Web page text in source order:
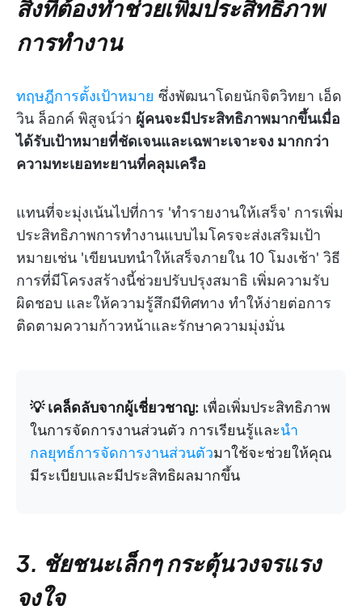
สิ่งที่ต้องทำช่วยเพิ่มประสิทธิภาพ
การทำงาน
ทฤษฎีการตั้งเป้าหมาย ซึ่งพัฒนาโดยนักจิตวิทยา เอ็ด
วิน ล็อกค์ พิสูจน์ว่า ผู้คนจะมีประสิทธิภาพมากขึ้นเมื่อ
ได้รับเป้าหมายที่ชัดเจนและเฉพาะเจาะจง มากกว่า
ความทะเยอทะยานที่คลุมเครือ
แทนที่จะมุ่งเน้นไปที่การ 'ทำรายงานให้เสร็จ' การเพิ่ม
ประสิทธิภาพการทำงานแบบไมโครจะส่งเสริมเป้า
หมายเช่น 'เขียนบทนำให้เสร็จภายใน 10 โมงเช้า' วิธี
การที่มีโครงสร้างนี้ช่วยปรับปรุงสมาธิ เพิ่มความรับ
ผิดชอบ และให้ความรู้สึกมีทิศทาง ทำให้ง่ายต่อการ
ติดตามความก้าวหน้าและรักษาความมุ่งมั่น
💡 เคล็ดลับจากผู้เชี่ยวชาญ: เพื่อเพิ่มประสิทธิภาพ
ในการจัดการงานส่วนตัว การเรียนรู้และนำ
กลยุทธ์การจัดการงานส่วนตัวมาใช้จะช่วยให้คุณ
มีระเบียบและมีประสิทธิผลมากขึ้น
3. ชัยชนะเล็กๆ กระตุ้นวงจรแรง
จูงใจ